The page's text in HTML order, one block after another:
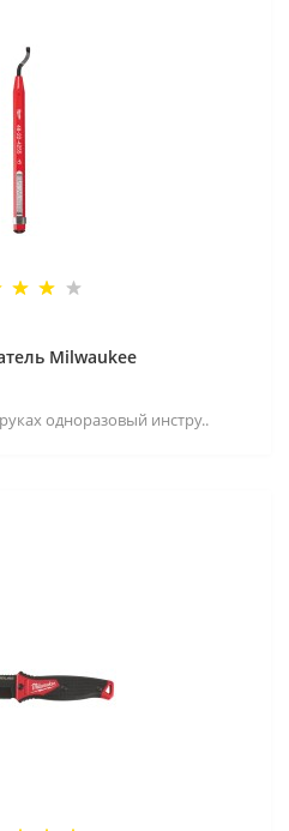
Milwaukee
одноразовый инстру..